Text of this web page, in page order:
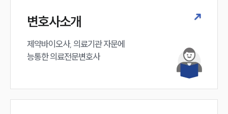
소식/자료
공지사항
법률 블로그
변호사소개
제약바이오사, 의료기관 자문에
능통한 의료전문변호사